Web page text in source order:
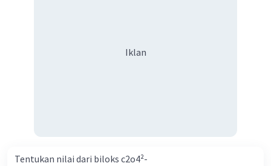
Iklan
Tentukan nilai dari biloks c2o4²-